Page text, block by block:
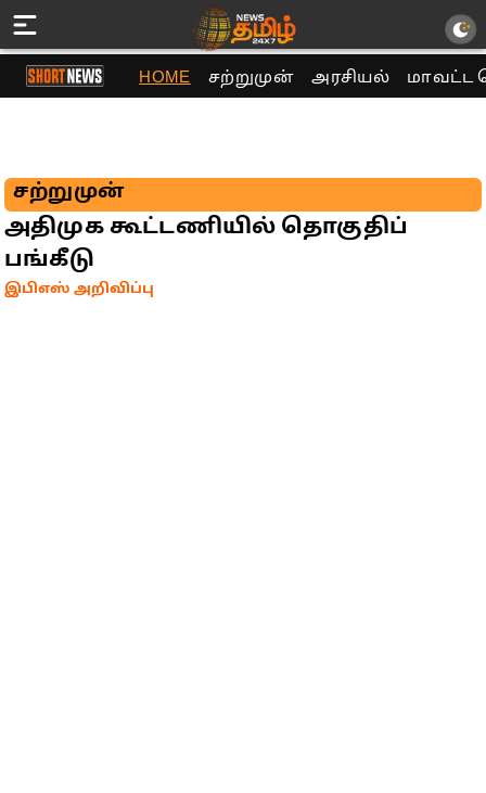
HOME சற்றுமுன் அரசியல் மாவட்ட
சற்றுமுன்
அதிமுக கூட்டணியில் தொகுதிப்
பங்கீடு
இபிஎஸ் அறிவிப்பு